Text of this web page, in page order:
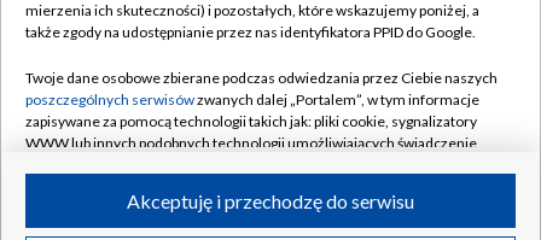
Naziemna Telewizja Cyfrowa
Rada Programowa
System NOS
Informacje o nadawcy
Program dla prasy
Pomoc
Kontakt
Kanały
mierzenia ich skuteczności) i pozostałych, które wskazujemy poniżej, a
także zgody na udostępnianie przez nas identyfikatora PPID do Google.
Twoje dane osobowe zbierane podczas odwiedzania przez Ciebie naszych
poszczególnych serwisówzwanych dalej „Portalem”, w tym informacje
zapisywane za pomocą technologii takich jak: pliki cookie, sygnalizatory
WWW lub innych podobnych technologii umożliwiających świadczenie
ruchu w Internecie.Akceptuję i przechodzę do serwisu